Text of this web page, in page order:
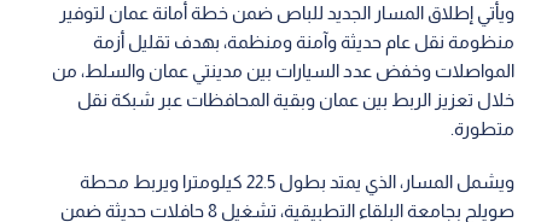
ويأتي إطلاق المسار الجديد للباص ضمن خطة أمانة عمان لتوفير
منظومة نقل عام حديثة وآمنة ومنظمة، بهدف تقليل أزمة
المواصلات وخفض عدد السيارات بين مدينتي عمان والسلط، من
خلال تعزيز الربط بين عمان وبقية المحافظات عبر شبكة نقل
متطورة.
ويشمل المسار، الذي يمتد بطول 22.5 كيلومترا ويربط محطة
صويلح بجامعة البلقاء التطبيقية، تشغيل 8 حافلات حديثة ضمن